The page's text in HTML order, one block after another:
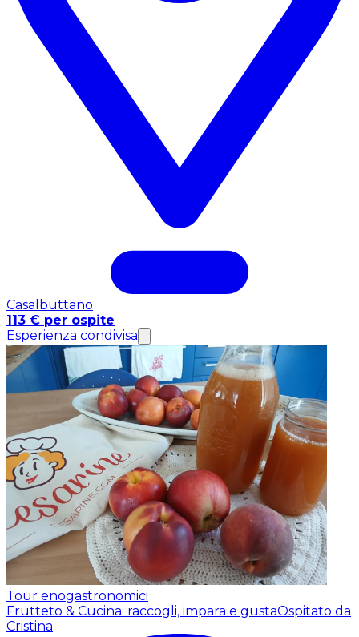
Casalbuttano
113 € per ospite
Esperienza condivisa
Tour enogastronomici
Frutteto & Cucina: raccogli, impara e gustaOspitato da
Cristina